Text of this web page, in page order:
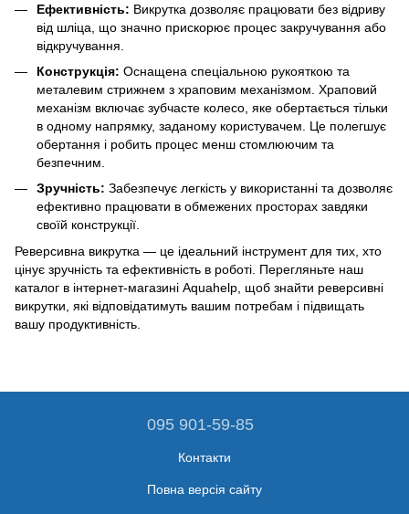
Ефективність: Викрутка дозволяє працювати без відриву
від шліца, що значно прискорює процес закручування або
відкручування.
Конструкція: Оснащена спеціальною рукояткою та
металевим стрижнем з храповим механізмом. Храповий
механізм включає зубчасте колесо, яке обертається тільки
в одному напрямку, заданому користувачем. Це полегшує
обертання і робить процес менш стомлюючим та
безпечним.
Зручність: Забезпечує легкість у використанні та дозволяє
ефективно працювати в обмежених просторах завдяки
своїй конструкції.
Реверсивна викрутка — це ідеальний інструмент для тих, хто
цінує зручність та ефективність в роботі. Перегляньте наш
каталог в інтернет-магазині Aquahelp, щоб знайти реверсивні
викрутки, які відповідатимуть вашим потребам і підвищать
вашу продуктивність.
095 901-59-85
Контакти
Повна версія сайту